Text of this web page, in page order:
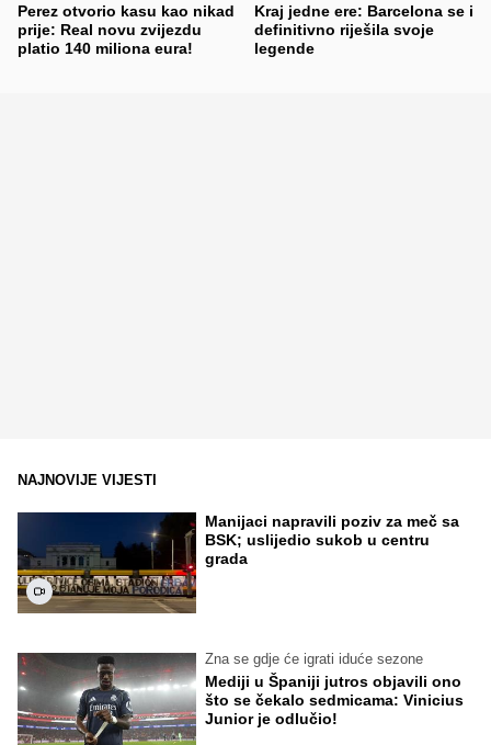
Perez otvorio kasu kao nikad
prije: Real novu zvijezdu
platio 140 miliona eura!
Kraj jedne ere: Barcelona se i
definitivno riješila svoje
legende
NAJNOVIJE VIJESTI
Manijaci napravili poziv za meč sa
BSK; uslijedio sukob u centru
grada
Zna se gdje će igrati iduće sezone
Mediji u Španiji jutros objavili ono
što se čekalo sedmicama: Vinicius
Junior je odlučio!